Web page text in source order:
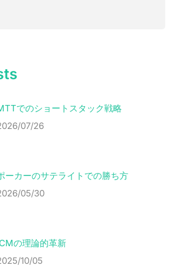
でのショートスタック戦略
07/26
ーカーのサテライトでの勝ち方
05/30
の理論的革新
10/05